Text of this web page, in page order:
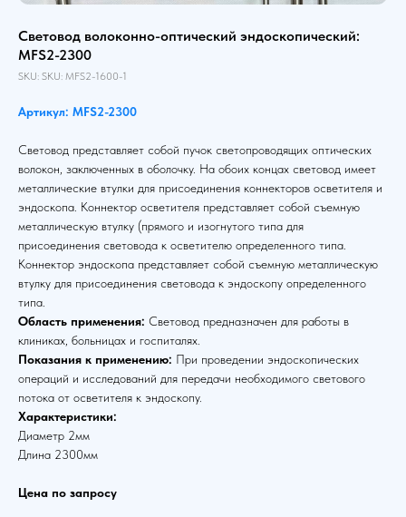
Световод волоконно-оптический эндоскопический:
MFS2-2300
SKU: SKU: MFS2-1600-1
Артикул: MFS2-2300
Световод представляет собой пучок светопроводящих оптических
волокон, заключенных в оболочку. На обоих концах световод имеет
металлические втулки для присоединения коннекторов осветителя и
эндоскопа. Коннектор осветителя представляет собой съемную
металлическую втулку (прямого и изогнутого типа для
присоединения световода к осветителю определенного типа.
Коннектор эндоскопа представляет собой съемную металлическую
втулку для присоединения световода к эндоскопу определенного
типа.
Область применения: Световод предназначен для работы в
клиниках, больницах и госпиталях.
Показания к применению: При проведении эндоскопических
операций и исследований для передачи необходимого светового
потока от осветителя к эндоскопу.
Характеристики:
Диаметр 2мм
Длина 2300мм
Цена по запросу